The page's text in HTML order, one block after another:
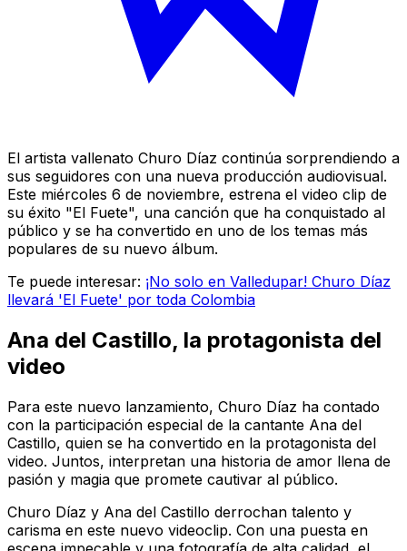
El artista vallenato Churo Díaz continúa sorprendiendo a
sus seguidores con una nueva producción audiovisual.
Este miércoles 6 de noviembre, estrena el video clip de
su éxito "El Fuete", una canción que ha conquistado al
público y se ha convertido en uno de los temas más
populares de su nuevo álbum.
Te puede interesar: ¡No solo en Valledupar! Churo Díaz
llevará 'El Fuete' por toda Colombia
Ana del Castillo, la protagonista del
video
Para este nuevo lanzamiento, Churo Díaz ha contado
con la participación especial de la cantante Ana del
Castillo, quien se ha convertido en la protagonista del
video. Juntos, interpretan una historia de amor llena de
pasión y magia que promete cautivar al público.
Churo Díaz y Ana del Castillo derrochan talento y
carisma en este nuevo videoclip. Con una puesta en